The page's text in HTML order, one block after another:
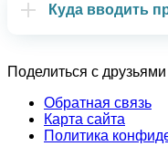
Куда вводить
Поделиться с друзьями
Обратная связь
Карта сайта
Политика